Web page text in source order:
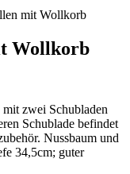
mit Wollkorb
Wollkorb
mit zwei Schubladen
Schublade befindet
Nussbaum und
34,5cm; guter